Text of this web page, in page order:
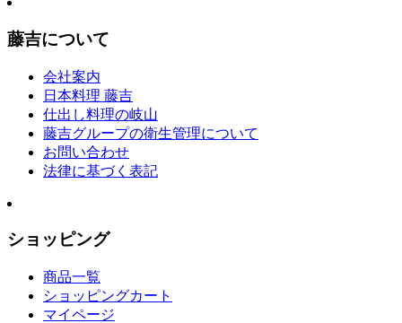
藤吉について
会社案内
日本料理 藤吉
仕出し料理の岐山
藤吉グループの衛生管理について
お問い合わせ
法律に基づく表記
ショッピング
商品一覧
ショッピングカート
マイページ